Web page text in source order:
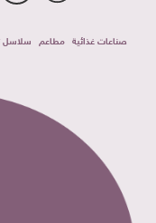
صناعات غذائية مطاعم سلاسل